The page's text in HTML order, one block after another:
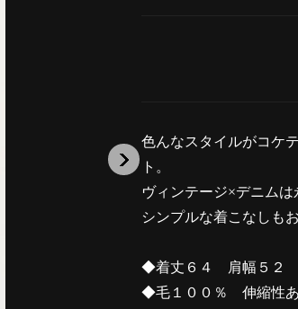
色んなスタイルがコケ
ト。
ヴィンテージ×デニム
シンプルな着こなしも
◆着丈６４ 肩幅５２
◆毛１００％ 伸縮性